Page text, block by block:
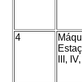
4
III,